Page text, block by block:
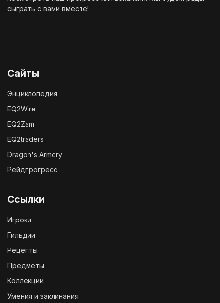
сыграть с вами вместе!
Сайты
Энциклопедия
EQ2Wire
EQ2Zam
EQ2traders
Dragon's Armory
Рейдпрогресс
Ссылки
Игроки
Гильдии
Рецепты
Предметы
Коллекции
Умения и заклинания